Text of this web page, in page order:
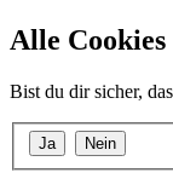
Alle Cookies
Bist du dir sicher,